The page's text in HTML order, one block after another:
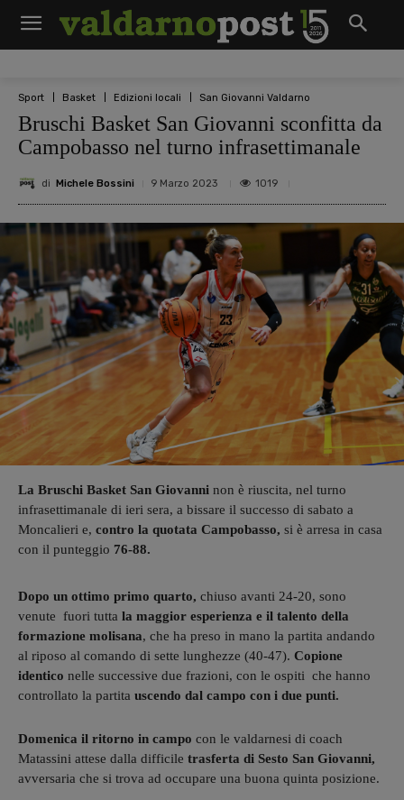
Sport Basket Edizioni locali San Giovanni Valdarno
Bruschi Basket San Giovanni sconfitta da
Campobasso nel turno infrasettimanale
di Michele Bossini 9 Marzo 2023 1019
La Bruschi Basket San Giovanni non è riuscita, nel turno
infrasettimanale di ieri sera, a bissare il successo di sabato a
Moncalieri e, contro la quotata Campobasso, si è arresa in casa
con il punteggio 76-88.
Dopo un ottimo primo quarto, chiuso avanti 24-20, sono
venute fuori tutta la maggior esperienza e il talento della
formazione molisana, che ha preso in mano la partita andando
al riposo al comando di sette lunghezze (40-47). Copione
identico nelle successive due frazioni, con le ospiti che hanno
controllato la partita uscendo dal campo con i due punti.
Domenica il ritorno in campo con le valdarnesi di coach
Matassini attese dalla difficile trasferta di Sesto San Giovanni,
avversaria che si trova ad occupare una buona quinta posizione.